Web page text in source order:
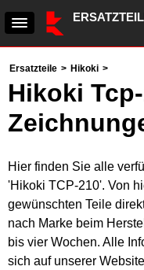
Ersatzteile > Hikoki >
Hikoki
Hier finden Sie alle
'Hikoki TCP-210'. Von
gewünschten Teile
nach Marke beim
bis vier Wochen. Alle
sich auf unserer